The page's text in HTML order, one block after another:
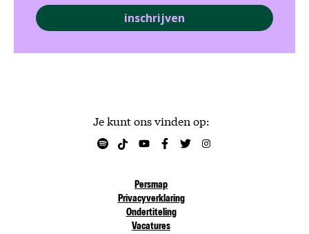
Je kunt ons vinden op:
Persmap
Privacyverklaring
Ondertiteling
Vacatures
inschrijven